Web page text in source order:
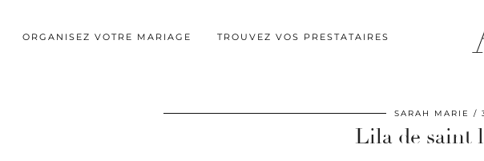
ORGANISEZ VOTRE MARIAGE TROUVEZ VOS PRESTATAIRES
SARAH MARIE
Lila de saint